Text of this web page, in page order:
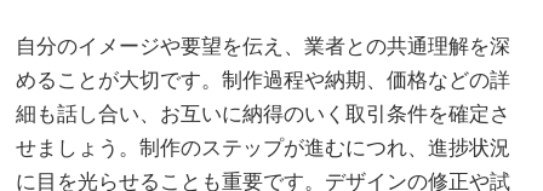
自分のイメージや要望を伝え、業者との共通理解を深
めることが大切です。制作過程や納期、価格などの詳
細も話し合い、お互いに納得のいく取引条件を確定さ
せましょう。制作のステップが進むにつれ、進捗状況
に目を光らせることも重要です。デザインの修正や試